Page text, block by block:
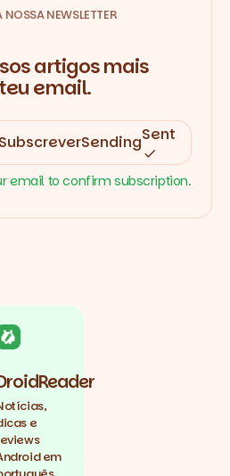
NEWSLETTER
artigos mais
email.
SubscreverSendingSent
email to confirm subscription.
e
em